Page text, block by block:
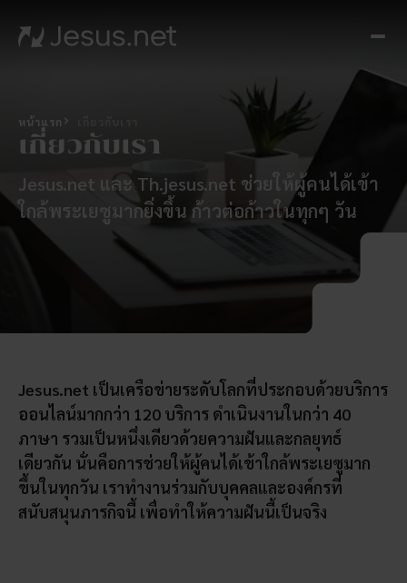
หน้า
ค้น
ขั้น
รีส์
ติดต่
หน้าแรก
เกี่ยวกับเรา
Jesus.net และ Th.jesus.net ช่วยให้ผู้คนได้เข้า
ใกล้พระเยซูมากยิ่งขึ้น ก้าวต่อก้าวในทุกๆ วัน
Jesus.net เป็นเครือข่ายระดับโลกที่ประกอบด้วยบริการ
ออนไลน์มากกว่า 120 บริการ ดำเนินงานในกว่า 40
ภาษา รวมเป็นหนึ่งเดียวด้วยความฝันและกลยุทธ์
เดียวกัน นั่นคือการช่วยให้ผู้คนได้เข้าใกล้พระเยซูมาก
ขึ้นในทุกวัน เราทำงานร่วมกับบุคคลและองค์กรที่
สนับสนุนภารกิจนี้ เพื่อทำให้ความฝันนี้เป็นจริง